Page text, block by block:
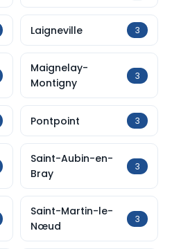
Laigneville 3
Maignelay-
Montigny
3
Pontpoint 3
Saint-Aubin-en-
Bray
3
Saint-Martin-le-
Nœud
3